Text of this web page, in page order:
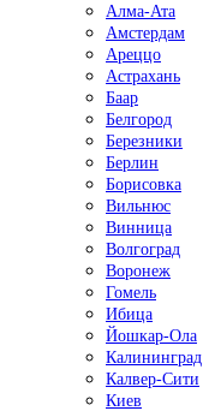
Алма-Ата
Амстердам
Ареццо
Астрахань
Баар
Белгород
Березники
Берлин
Борисовка
Вильнюс
Винница
Волгоград
Воронеж
Гомель
Ибица
Йошкар-Ола
Калининград
Калвер-Сити
Киев